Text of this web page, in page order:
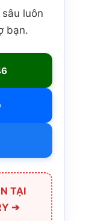
luôn
bạn.
TẠI
➔